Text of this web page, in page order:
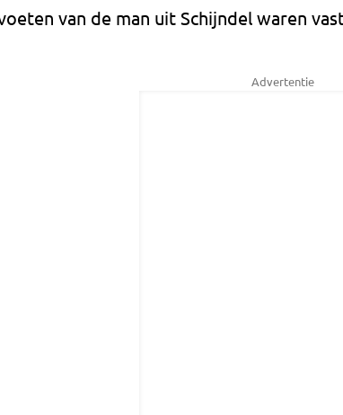
van de man uit Schijndel waren
Advertentie